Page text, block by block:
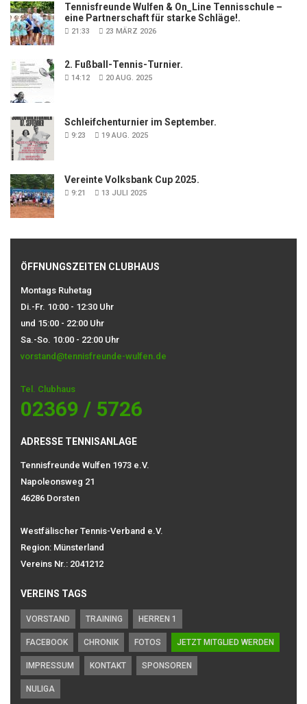
Tennisfreunde Wulfen & On_Line Tennisschule –
eine Partnerschaft für starke Schläge!.
21:33 23 MÄRZ 2026
2. Fußball-Tennis-Turnier.
14:12 20 AUG. 2025
Schleifchenturnier im September.
9:23 19 AUG. 2025
Vereinte Volksbank Cup 2025.
9:21 13 JULI 2025
ÖFFNUNGSZEITEN CLUBHAUS
Montags Ruhetag
Di.-Fr. 10:00 - 12:30 Uhr
und 15:00 - 22:00 Uhr
Sa.-So. 10:00 - 22:00 Uhr
vorstand@tennisfreunde-wulfen.de
Tel. Clubhaus
02369 / 5726
ADRESSE TENNISANLAGE
Tennisfreunde Wulfen 1973 e.V.
Napoleonsweg 21
46286 Dorsten
Westfälischer Tennis-Verband e.V.
Region: Münsterland
Vereins Nr.: 2041212
VEREINS TAGS
VORSTAND TRAINING HERREN 1
FACEBOOK CHRONIK FOTOS JETZT MITGLIED WERDEN
IMPRESSUM KONTAKT SPONSOREN
NULIGA